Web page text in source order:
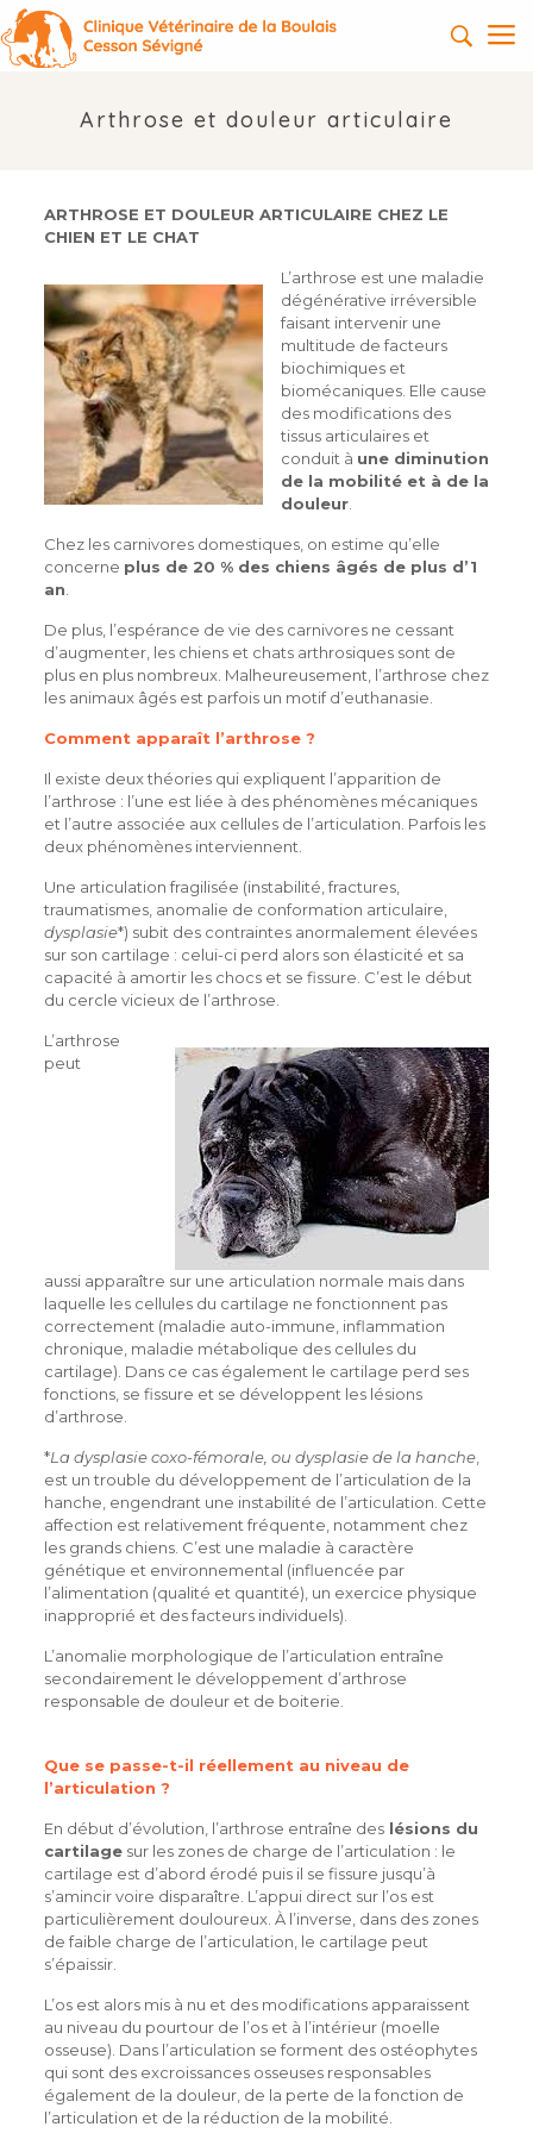
Arthrose et douleur articulaire
ARTHROSE ET DOULEUR ARTICULAIRE CHEZ LE
CHIEN ET LE CHAT
L’arthrose est une maladie
dégénérative irréversible
faisant intervenir une
multitude de facteurs
biochimiques et
biomécaniques. Elle cause
des modifications des
tissus articulaires et
conduit à une diminution
de la mobilité et à de la
douleur.
Chez les carnivores domestiques, on estime qu’elle
concerne plus de 20 % des chiens âgés de plus d’1
an
De plus, l’espérance de vie des carnivores ne cessant
d’augmenter, les chiens et chats arthrosiques sont de
plus en plus nombreux. Malheureusement, l’arthrose chez
les animaux âgés est parfois un motif d’euthanasie.
Comment apparaît l’arthrose ?
Il existe deux théories qui expliquent l’apparition de
l’arthrose : l’une est liée à des phénomènes mécaniques
et l’autre associée aux cellules de l’articulation. Parfois les
deux phénomènes interviennent.
Une articulation fragilisée (instabilité, fractures,
traumatismes, anomalie de conformation articulaire,
dysplasie*) subit des contraintes anormalement élevées
sur son cartilage : celui-ci perd alors son élasticité et sa
capacité à amortir les chocs et se fissure. C’est le début
du cercle vicieux de l’arthrose.
L’arthrose
peut
aussi apparaître sur une articulation normale mais dans
laquelle les cellules du cartilage ne fonctionnent pas
correctement (maladie auto-immune, inflammation
chronique, maladie métabolique des cellules du
cartilage). Dans ce cas également le cartilage perd ses
fonctions, se fissure et se développent les lésions
d’arthrose.
*La dysplasie coxo-fémorale, ou dysplasie de la hanche,
est un trouble du développement de l’articulation de la
hanche, engendrant une instabilité de l’articulation. Cette
affection est relativement fréquente, notamment chez
les grands chiens. C’est une maladie à caractère
génétique et environnemental (influencée par
l’alimentation (qualité et quantité), un exercice physique
inapproprié et des facteurs individuels).
L’anomalie morphologique de l’articulation entraîne
secondairement le développement d’arthrose
responsable de douleur et de boiterie.
Que se passe-t-il réellement au niveau de
l’articulation ?
En début d’évolution, l’arthrose entraîne deslésions du
cartilagesur les zones de charge de l’articulation : le
cartilage est d’abord érodé puis il se fissure jusqu’à
s’amincir voire disparaître. L’appui direct sur l’os est
particulièrement douloureux. À l’inverse, dans des zones
de faible charge de l’articulation, le cartilage peut
s’épaissir.
L’os est alors mis à nu et des modifications apparaissent
au niveau du pourtour de l’os et à l’intérieur (moelle
osseuse). Dans l’articulation se forment des ostéophytes
qui sont des excroissances osseuses responsables
également de la douleur, de la perte de la fonction de
l’articulation et de la réduction de la mobilité.